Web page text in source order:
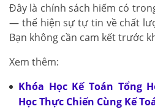
Đây là chính sách hiếm có
— thể hiện sự tự tin về chất
Bạn không cần cam kết trước
Xem thêm:
Khóa Học Kế Toán Tổng
Học Thực Chiến Cùng Kế